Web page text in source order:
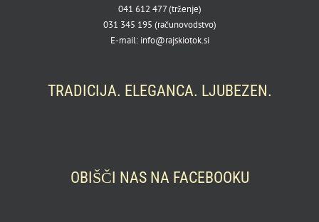
041 612 477 (trženje)
031 345 195 (računovodstvo)
E-mail: info@rajskiotok.si
TRADICIJA. ELEGANCA. LJUBEZEN.
OBIŠČI NAS NA FACEBOOKU